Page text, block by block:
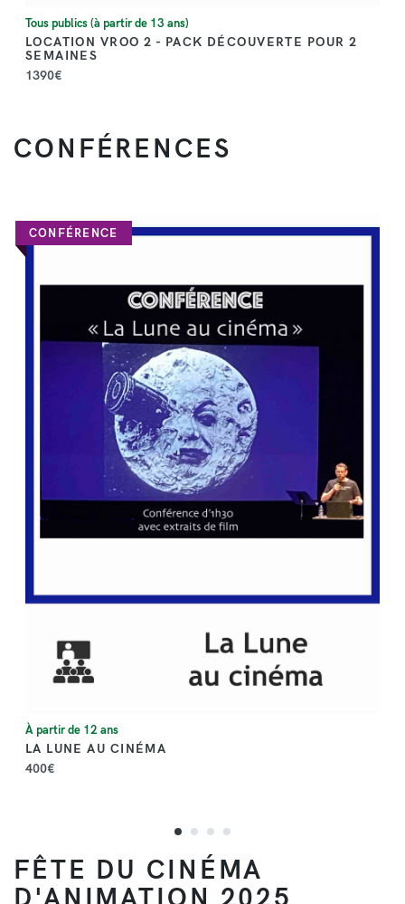
Tous publics (à partir de 13 ans)
LOCATION VROO 2 - PACK DÉCOUVERTE POUR 2
SEMAINES
1390€
CONFÉRENCES
CONFÉRENCE
DÉCOUVRIR
À partir de 12 ans
LA LUNE AU CINÉMA
400€
FÊTE DU CINÉMA
D'ANIMATION 2025